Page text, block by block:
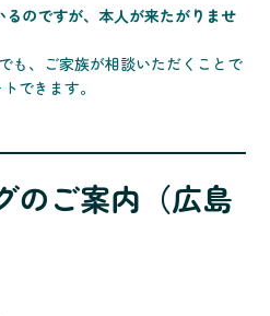
のですが、本人が来たがりませ
も、ご家族が相談いただくことで
できます。
のご案内（広島